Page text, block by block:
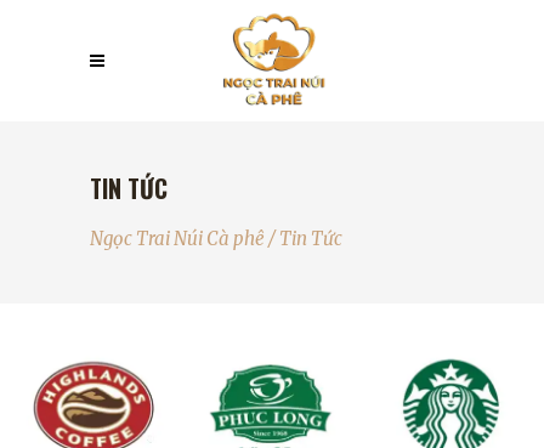
TIN TỨC
Ngọc Trai Núi Cà phê /Tin Tức